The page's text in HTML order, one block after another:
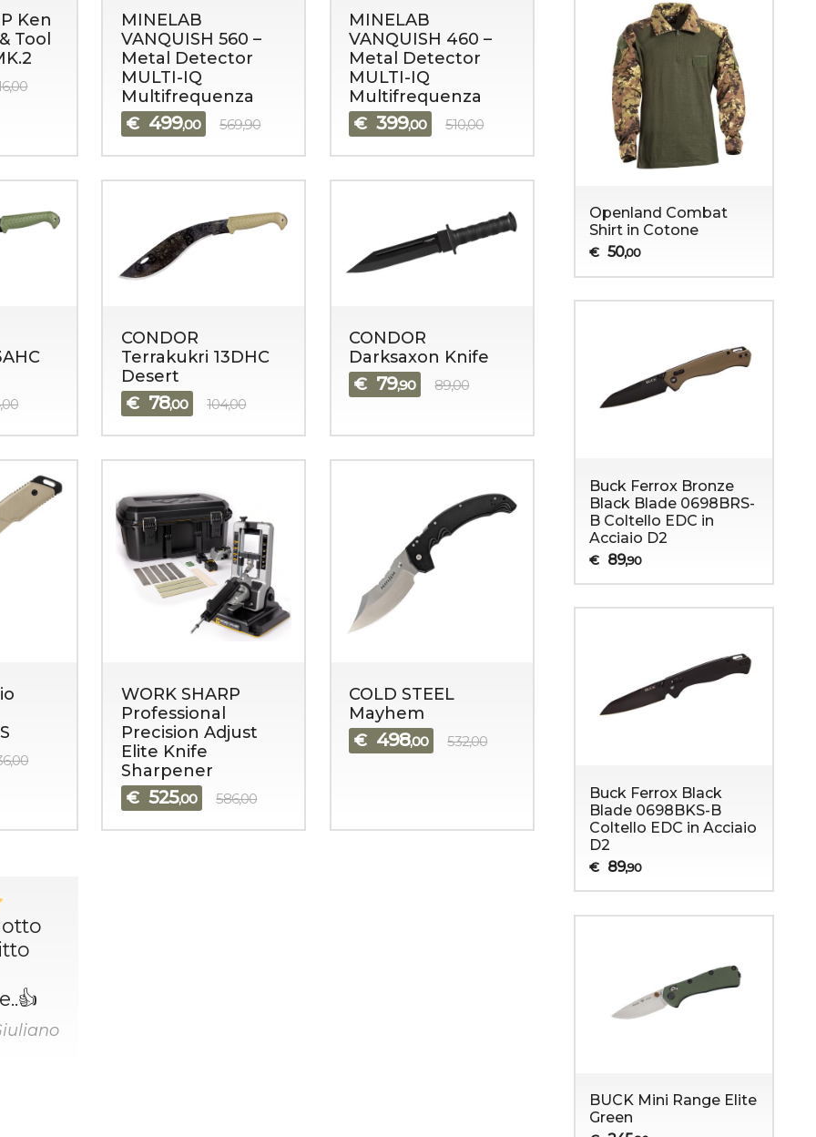
Ken
Tool
MINELAB
VANQUISH 560 –
Metal Detector
MULTI-IQ
Multifrequenza
€ 499,00 569,90
MINELAB
VANQUISH 460 –
Metal Detector
MULTI-IQ
Multifrequenza
€ 399,00 510,00
CONDOR
Terrakukri 13DHC
Desert
€ 78,00 104,00
CONDOR
Darksaxon Knife
€ 79,90 89,00
WORK SHARP
Professional
Precision Adjust
Elite Knife
Sharpener
€ 525,00 586,00
COLD STEEL
Mayhem
€ 498,00 532,00
Openland Combat
Shirt in Cotone
€ 50,00
Buck Ferrox Bronze
Black Blade 0698BRS-
B Coltello EDC in
Acciaio D2
€ 89,90
Buck Ferrox Black
Blade 0698BKS-B
Coltello EDC in Acciaio
D2
€ 89,90
BUCK Mini Range Elite
Green